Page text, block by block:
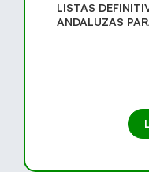
LISTAS
ANDALUZAS